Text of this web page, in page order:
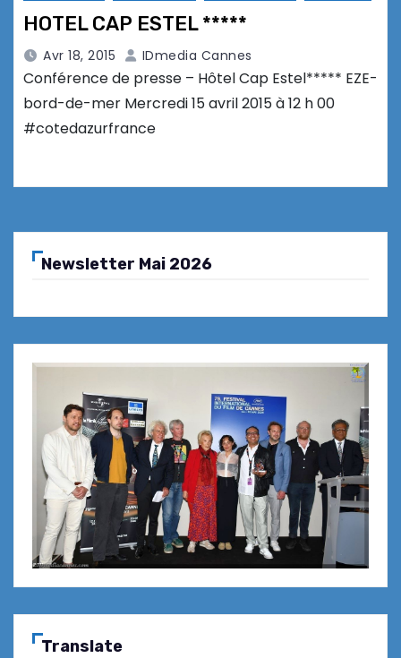
HOTEL CAP ESTEL *****
Avr 18, 2015 IDmedia Cannes
Conférence de presse – Hôtel Cap Estel***** EZE-
bord-de-mer Mercredi 15 avril 2015 à 12 h 00
#cotedazurfrance
Newsletter Mai 2026
Translate